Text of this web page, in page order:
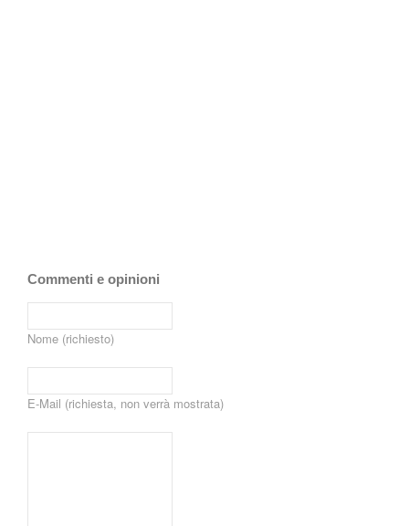
Commenti e opinioni
Nome (richiesto)
E-Mail (richiesta, non verrà mostrata)